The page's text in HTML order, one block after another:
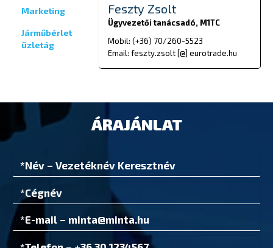
Marketing
Járműbérlet
üzletág
Feszty Zsolt
Ügyvezetői tanácsadó, M1TC
Mobil: (+36) 70/260-5523
Email: feszty.zsolt [@] eurotrade.hu
ÁRAJÁNLAT